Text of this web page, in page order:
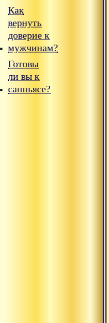
Как
вернуть
доверие к
мужчинам?
Готовы
ли вы к
санньясе?